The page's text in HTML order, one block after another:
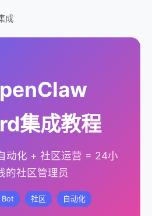
成
集成教程
动化 + 社区运营 = 24小
的社区管理员
Bot 社区 自动化